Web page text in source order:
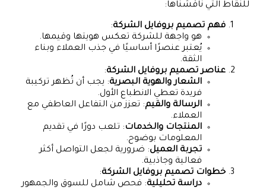
للنقاط التي ناقشناها:
فهم تصميم بروفايل الشركة:
هو واجهة للشركة تعكس هويتها وقيمها.
يُعتبر عنصرًا أساسيًا في جذب العملاء وبناء
الثقة.
عناصر تصميم بروفايل الشركة:
الشعار والهوية البصرية: يجب أن تُظهر تركيبة
فريدة تعطي الانطباع الأول.
الرسالة والقيم: تعزز من التفاعل العاطفي مع
العملاء.
المنتجات والخدمات: تلعب دورًا في تقديم
المعلومات بوضوح.
تجربة العميل: ضرورية لجعل التواصل أكثر
فعالية وجاذبية.
خطوات تصميم بروفايل الشركة:
دراسة تحليلية: فحص شامل للسوق والجمهور